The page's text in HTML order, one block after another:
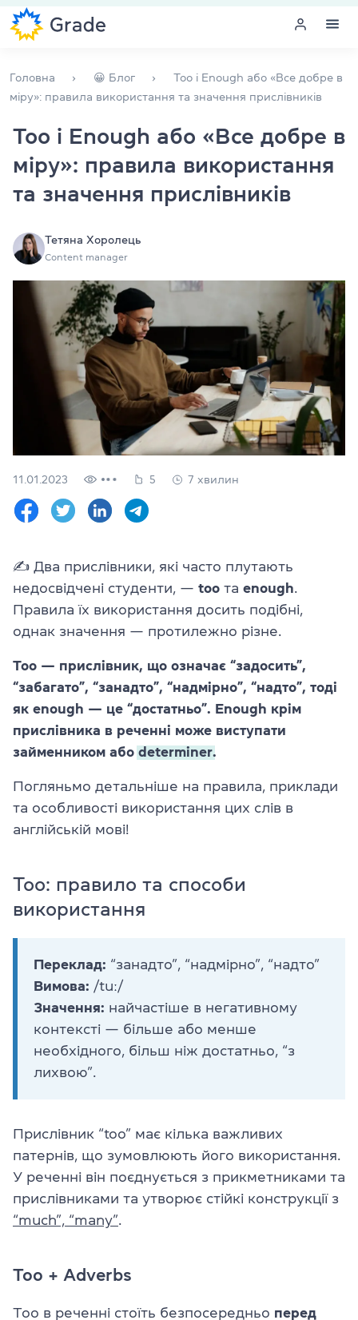
Навчання для викладачів
Англійська для компаній
Підготовка до іспитів
Більше про нас
Перевіритисвійрівень
Залишити заявку
Мова сайту RU
(063) 580 11 00
(098) 580 11 00
м. Київ, метро Золоті Ворота, вул. Ярославів Вал, 13/2-б,
Головна 😀 Блог
Too і Enough або «Все добре в
міру»: правила використання та значення прислівників
Too і Enough або «Все добре в
міру»: правила використання
та значення прислівників
Тетяна Хоролець
Content manager
11.01.2023 5 7 хвилин
✍️ Два прислівники, які часто плутають
недосвідчені студенти, — too та enough
Правила їх використання досить подібні,
однак значення — протилежно різне.
Too — прислівник, що означає “задосить”,
“забагато”, “занадто”, “надмірно”, “надто”, тоді
як enough — це “достатньо”. Enough крім
прислівника в реченні може виступати
займенником або determiner.
Погляньмо детальніше на правила, приклади
та особливості використання цих слів в
англійській мові!
Too: правило та способи
використання
Переклад: “занадто”, “надмірно”, “надто”
Вимова: /tuː/
Значення: найчастіше в негативному
контексті — більше або менше
необхідного, більш ніж достатньо, “з
лихвою”.
Прислівник “too” має кілька важливих
патернів, що зумовлюють його використання.
У реченні він поєднується з прикметниками та
прислівниками та утворює стійкі конструкції з
“much”, “many”
Too + Adverbs
Too в реченні стоїть безпосередньо перед